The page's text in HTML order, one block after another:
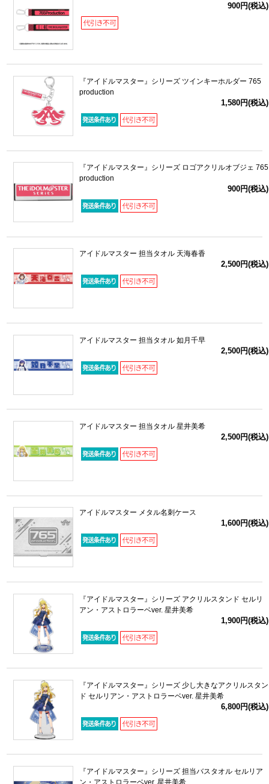
900円(税込)
『アイドルマスター』シリーズ ツインキーホルダー 765
production
1,580円(税込)
『アイドルマスター』シリーズ ロゴアクリルオブジェ 765
production
900円(税込)
アイドルマスター 担当タオル 天海春香
2,500円(税込)
アイドルマスター 担当タオル 如月千早
2,500円(税込)
アイドルマスター 担当タオル 星井美希
2,500円(税込)
アイドルマスター メタル名刺ケース
1,600円(税込)
『アイドルマスター』シリーズ アクリルスタンド セルリ
アン・アストロラーベver. 星井美希
1,900円(税込)
『アイドルマスター』シリーズ 少し大きなアクリルスタン
ド セルリアン・アストロラーベver. 星井美希
6,800円(税込)
『アイドルマスター』シリーズ 担当バスタオル セルリア
ン・アストロラーベver. 星井美希